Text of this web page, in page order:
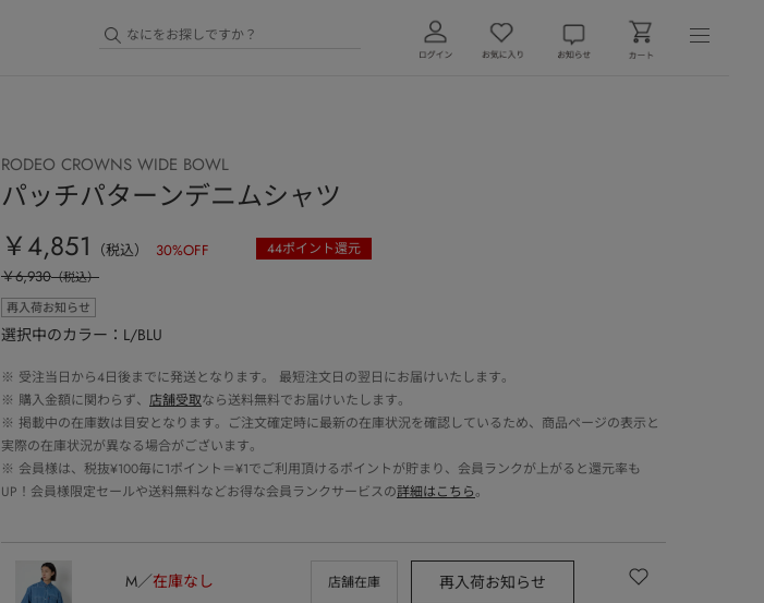
RODEO CROWNS WIDE BOWL
パッチパターンデニムシャツ
￥4,851
（税込） 30%OFF 44ポイント還元
￥6,930（税込）
再入荷お知らせ
選択中のカラー：L/BLU
※ 受注当日から4日後までに発送となります。 最短注文日の翌日にお届けいたします。
※ 購入金額に関わらず、 店舗受取なら送料無料でお届けいたします。
※ 掲載中の在庫数は目安となります。ご注文確定時に最新の在庫状況を確認しているため、商品ページの表示と
実際の在庫状況が異なる場合がございます。
※ 会員様は、税抜¥100毎に1ポイント＝¥1でご利用頂けるポイントが貯まり、会員ランクが上がると還元率も
UP！会員様限定セールや送料無料などお得な会員ランクサービスの詳細はこちら。
M 在庫なし 店舗在庫 再入荷お知らせ